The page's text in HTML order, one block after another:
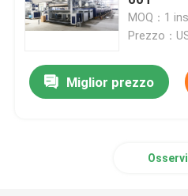
Asciugatrice del tessuto
Macchina della
MOQ：1
Prezzo：
Miglior prezzo